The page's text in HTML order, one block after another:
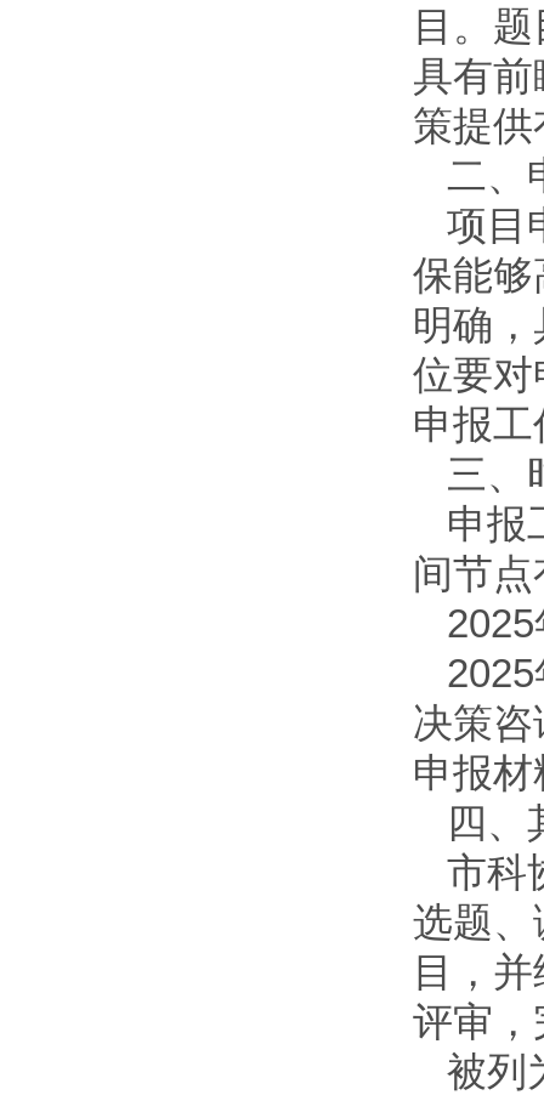
目。
具有
策提
二、
项目
保能够
明确
位要对
申报
三、
申报
间节
2025
2025
决策
申报
四、
市科
选题、
目，
评审，
被列